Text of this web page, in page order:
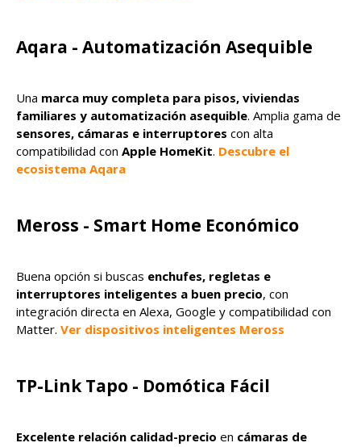
Aqara - Automatización Asequible
Una marca muy completa para pisos, viviendas
familiares y automatización asequible. Amplia gama de
sensores, cámaras e interruptores con alta
compatibilidad con Apple HomeKit. Descubre el
ecosistema Aqara
Meross - Smart Home Económico
Buena opción si buscas enchufes, regletas e
interruptores inteligentes a buen precio, con
integración directa en Alexa, Google y compatibilidad con
Matter. Ver dispositivos inteligentes Meross
TP-Link Tapo - Domótica Fácil
Excelente relación calidad-precio en cámaras de